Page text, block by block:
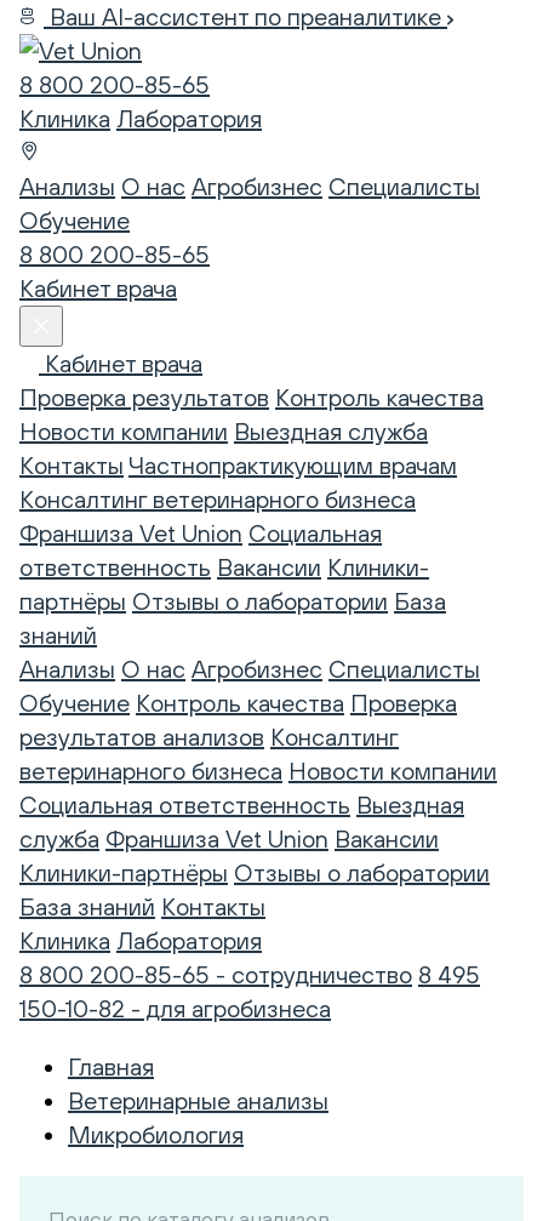
Ваш AI-ассистент по преаналитике
8 800 200-85-65
Клиника Лаборатория
Анализы О нас Агробизнес Специалисты
Обучение
8 800 200-85-65
Кабинет врача
Кабинет врача
Проверка результатов Контроль качества
Новости компании Выездная служба
Контакты Частнопрактикующим врачам
Консалтинг ветеринарного бизнеса
Франшиза Vet Union Социальная
ответственность Вакансии Клиники-
партнёры Отзывы о лаборатории База
знаний
Анализы О нас Агробизнес Специалисты
Обучение Контроль качества Проверка
результатов анализов Консалтинг
ветеринарного бизнеса Новости компании
Социальная ответственность Выездная
служба Франшиза Vet Union Вакансии
Клиники-партнёры Отзывы о лаборатории
База знаний Контакты
Клиника Лаборатория
8 800 200-85-65 - сотрудничество 8 495
150-10-82 - для агробизнеса
Главная
Ветеринарные анализы
Микробиология